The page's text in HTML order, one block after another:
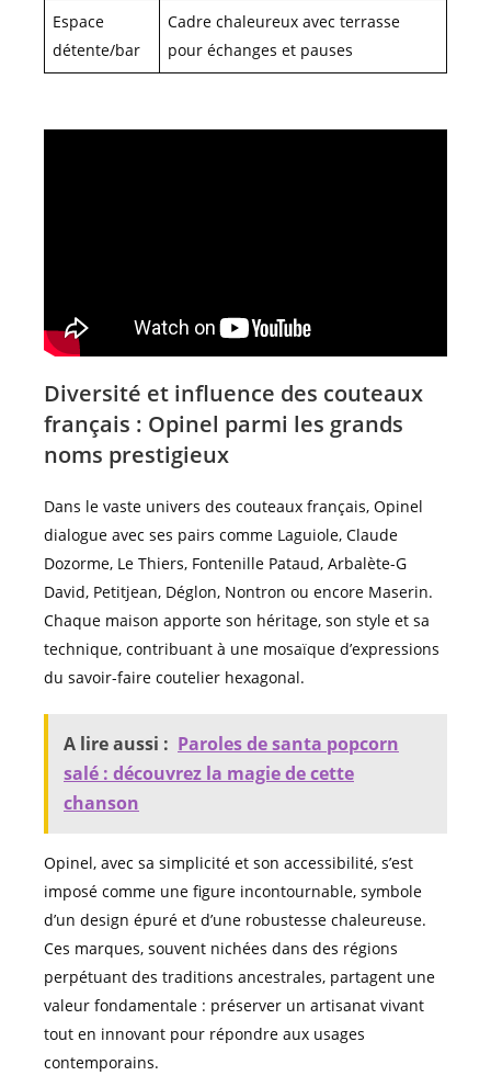
Espace
détente/bar
Cadre chaleureux avec terrasse
pour échanges et pauses
Diversité et influence des couteaux
français : Opinel parmi les grands
noms prestigieux
Dans le vaste univers des couteaux français, Opinel
dialogue avec ses pairs comme Laguiole, Claude
Dozorme, Le Thiers, Fontenille Pataud, Arbalète-G
David, Petitjean, Déglon, Nontron ou encore Maserin.
Chaque maison apporte son héritage, son style et sa
technique, contribuant à une mosaïque d’expressions
du savoir-faire coutelier hexagonal.
A lire aussi : Paroles de santa popcorn
salé : découvrez la magie de cette
chanson
Opinel, avec sa simplicité et son accessibilité, s’est
imposé comme une figure incontournable, symbole
d’un design épuré et d’une robustesse chaleureuse.
Ces marques, souvent nichées dans des régions
perpétuant des traditions ancestrales, partagent une
valeur fondamentale : préserver un artisanat vivant
tout en innovant pour répondre aux usages
contemporains.